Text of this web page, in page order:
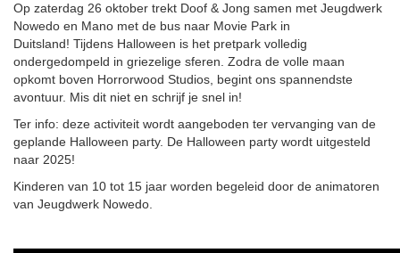
Op zaterdag 26 oktober trekt Doof & Jong samen met Jeugdwerk
Nowedo en Mano met de bus naar Movie Park in
Duitsland! Tijdens Halloween is het pretpark volledig
ondergedompeld in griezelige sferen. Zodra de volle maan
opkomt boven Horrorwood Studios, begint ons spannendste
avontuur. Mis dit niet en schrijf je snel in!
Ter info: deze activiteit wordt aangeboden ter vervanging van de
geplande Halloween party. De Halloween party wordt uitgesteld
naar 2025!
Kinderen van 10 tot 15 jaar worden begeleid door de animatoren
van Jeugdwerk Nowedo.